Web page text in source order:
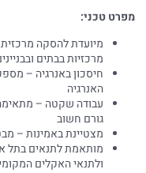
מפרט טכני:
מיועדת להסקה
מרכזיות בבתים
חיסכון באנרגיה –
האנרגיה
עבודה שקטה –
גורם חשוב
מצטיינת באמינות –
מותאמת לתנאים בתל
ולתנאי האקלים